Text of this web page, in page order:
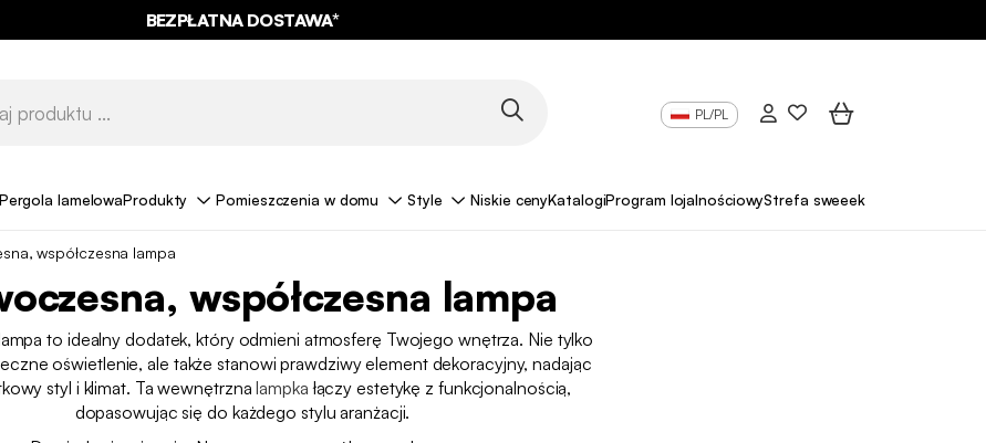
BEZPŁATNA DOSTAWA*
PL/PL
Pergola lamelowaProdukty Pomieszczenia w domu Style Niskie cenyKatalogiProgram lojalnościowyStrefa sweeek Pro
współczesna lampa
współczesna lampa
to idealny dodatek, który odmieni atmosferę Twojego wnętrza. Nie tylko
oświetlenie, ale także stanowi prawdziwy element dekoracyjny, nadając
styl i klimat. Ta wewnętrznalampka łączy estetykę z funkcjonalnością,
dopasowując się do każdego stylu aranżacji.